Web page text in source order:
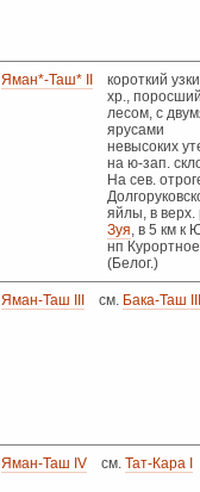
Яман*-Таш* II
короткий
хр.,
лесом, с
ярусами
невысоких
на ю-зап.
На сев.
яйлы, в верх.
Зуя, в 5 км к
нп Курортное
(Белог.)
Яман-Таш III см. Бака-Таш III
Яман-Таш IV см. Тат-Кара I